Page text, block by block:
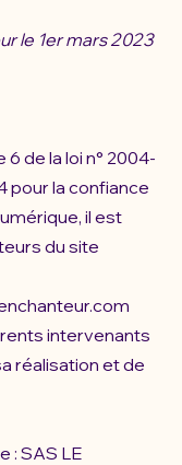
le 1er mars 2023
de la loi n° 2004-
pour la confiance
il est
du site
intervenants
réalisation et de
: SAS LE